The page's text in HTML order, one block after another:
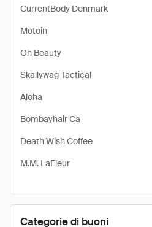
CurrentBody Denmark
Motoin
Oh Beauty
Skallywag Tactical
Aloha
Bombayhair Ca
Death Wish Coffee
M.M. LaFleur
Categorie di buoni